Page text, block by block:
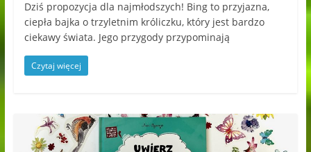
Dziś propozycja dla najmłodszych! Bing to przyjazna,
ciepła bajka o trzyletnim króliczku, który jest bardzo
ciekawy świata. Jego przygody przypominają
Czytaj więcej